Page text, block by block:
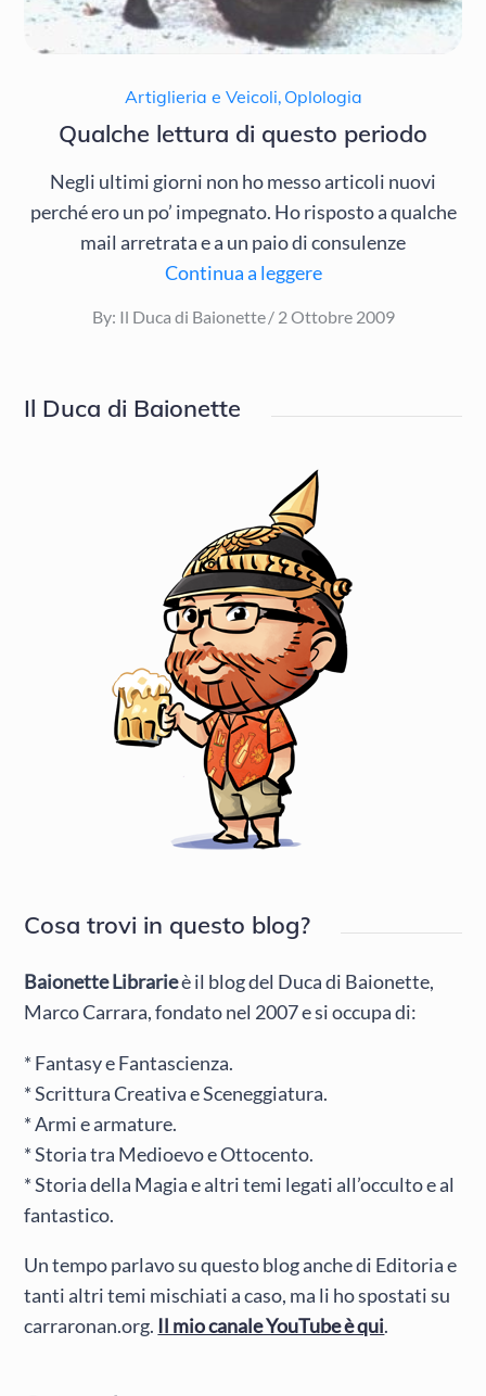
Artiglieria e Veicoli, Oplologia
Qualche lettura di questo periodo
Negli ultimi giorni non ho messo articoli nuovi
perché ero un po’ impegnato. Ho risposto a qualche
mail arretrata e a un paio di consulenze
Continua a leggere
By: Il Duca di Baionette
Posted
2 Ottobre 2009
Il Duca di Baionette
Cosa trovi in questo blog?
Baionette Librarieè il blog del Duca di Baionette,
Marco Carrara, fondato nel 2007 e si occupa di:
* Fantasy e Fantascienza.
* Scrittura Creativa e Sceneggiatura.
* Armi e armature.
* Storia tra Medioevo e Ottocento.
* Storia della Magia e altri temi legati all’occulto e al
fantastico.
Un tempo parlavo su questo blog anche di Editoria e
tanti altri temi mischiati a caso, ma li ho spostati su
carraronan.org. Il mio canale YouTube è qui.